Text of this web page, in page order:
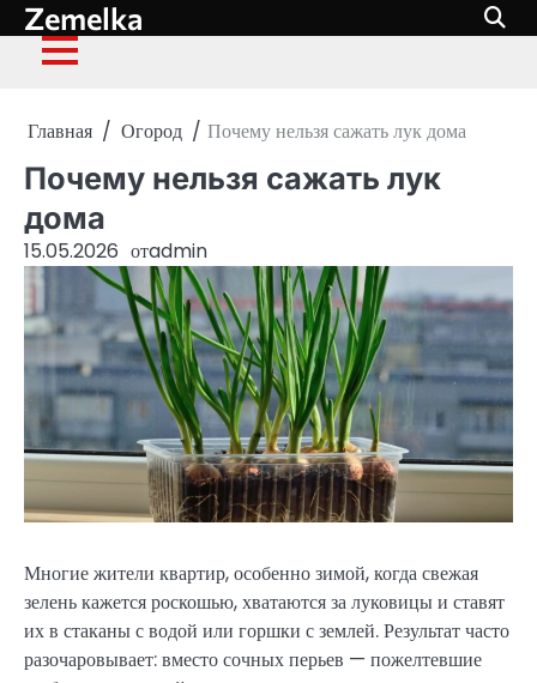
Перейти
к
содержимому
Zemelka
Главная Огород Почему нельзя сажать лук дома
Почему нельзя сажать лук
дома
15.05.2026 отadmin
Многие жители квартир, особенно зимой, когда свежая
зелень кажется роскошью, хватаются за луковицы и ставят
их в стаканы с водой или горшки с землей. Результат часто
разочаровывает: вместо сочных перьев — пожелтевшие